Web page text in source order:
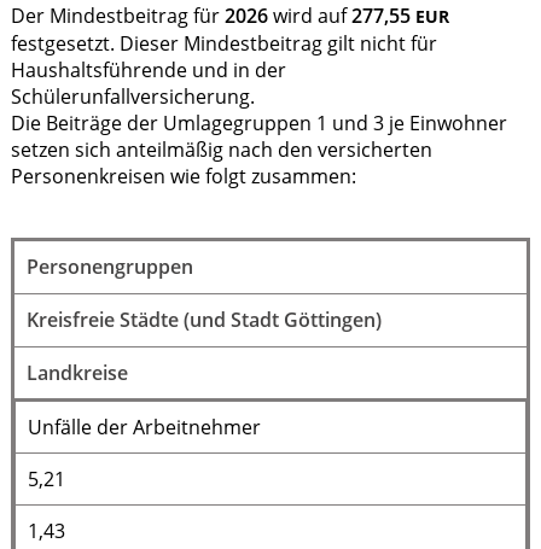
Der Mindestbeitrag für2026wird auf277,55EUR
festgesetzt. Dieser Mindestbeitrag gilt nicht für
Haushaltsführende und in der
Schülerunfallversicherung.
Die Beiträge der Umlagegruppen 1 und 3 je Einwohner
setzen sich anteilmäßig nach den versicherten
Personenkreisen wie folgt zusammen:
Personengruppen
Kreisfreie Städte (und Stadt Göttingen)
Landkreise
Unfälle der Arbeitnehmer
5,21
1,43